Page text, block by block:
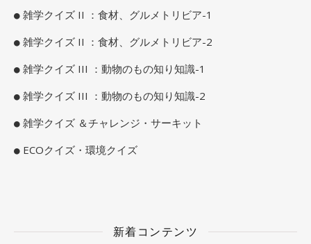
雑学クイズ II ：食材、グルメトリビア-1
雑学クイズ II ：食材、グルメトリビア-2
雑学クイズ III ：動物のもの知り知識-1
雑学クイズ III ：動物のもの知り知識-2
雑学クイズ ＆チャレンジ・サーキット
ECOクイズ・環境クイズ
新着コンテンツ